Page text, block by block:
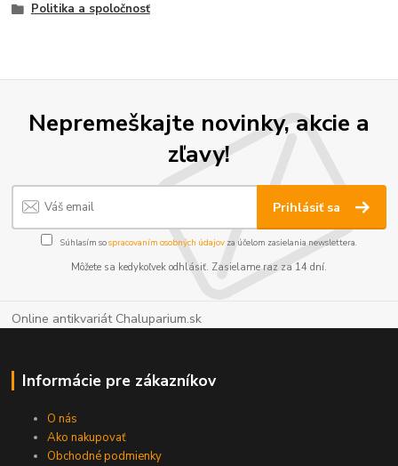
Politika a spoločnosť
Nepremeškajte novinky, akcie a
zľavy!
Prihlásiť sa
Súhlasím sospracovaním osobných údajov za účelom zasielania newslettera.
Môžete sa kedykoľvek odhlásiť. Zasielame raz za 14 dní.
Online antikvariát Chaluparium.sk
Informácie pre zákazníkov
O nás
Ako nakupovať
Obchodné podmienky